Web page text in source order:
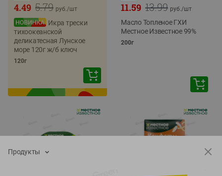
5.79
4.49 руб./шт
Икра трески
тихоокеанской
деликатесная Лунское
море 120г ж/б ключ
120г
13.99
11.59 руб./шт
Масло Топленое ГХИ
Местное Известное 99%
200г
Продукты